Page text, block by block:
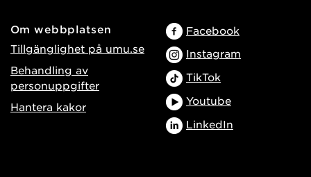
Om webbplatsen
Tillgänglighet på umu.se
Behandling av
personuppgifter
Hantera kakor
Facebook
Instagram
TikTok
Youtube
LinkedIn